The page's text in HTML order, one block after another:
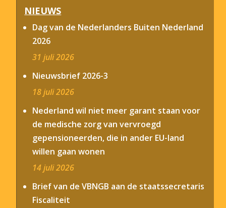
NIEUWS
Dag van de Nederlanders Buiten Nederland
2026
31 juli 2026
Nieuwsbrief 2026-3
18 juli 2026
Nederland wil niet meer garant staan voor
de medische zorg van vervroegd
gepensioneerden, die in ander EU-land
willen gaan wonen
14 juli 2026
Brief van de VBNGB aan de staatssecretaris
Fiscaliteit